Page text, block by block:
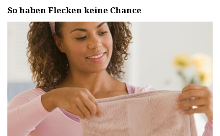
So haben Flecken keine Chance